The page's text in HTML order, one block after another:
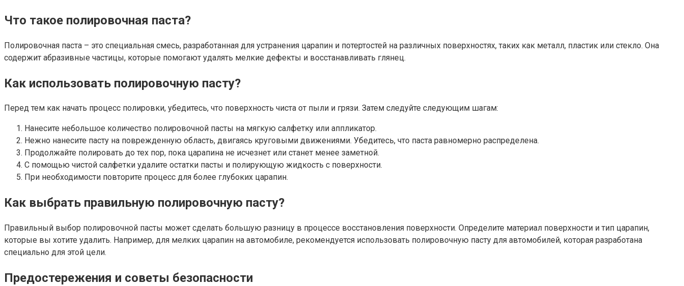
Что такое полировочная паста?
Полировочная паста – это специальная смесь, разработанная для устранения царапин и потертостей на различных поверхностях, таких как металл, пластик или стекло. Она
содержит абразивные частицы, которые помогают удалять мелкие дефекты и восстанавливать глянец.
Как использовать полировочную пасту?
Перед тем как начать процесс полировки, убедитесь, что поверхность чиста от пыли и грязи. Затем следуйте следующим шагам:
Нанесите небольшое количество полировочной пасты на мягкую салфетку или аппликатор.
Нежно нанесите пасту на поврежденную область, двигаясь круговыми движениями. Убедитесь, что паста равномерно распределена.
Продолжайте полировать до тех пор, пока царапина не исчезнет или станет менее заметной.
С помощью чистой салфетки удалите остатки пасты и полирующую жидкость с поверхности.
При необходимости повторите процесс для более глубоких царапин.
Как выбрать правильную полировочную пасту?
Правильный выбор полировочной пасты может сделать большую разницу в процессе восстановления поверхности. Определите материал поверхности и тип царапин,
которые вы хотите удалить. Например, для мелких царапин на автомобиле, рекомендуется использовать полировочную пасту для автомобилей, которая разработана
специально для этой цели.
Предостережения и советы безопасности